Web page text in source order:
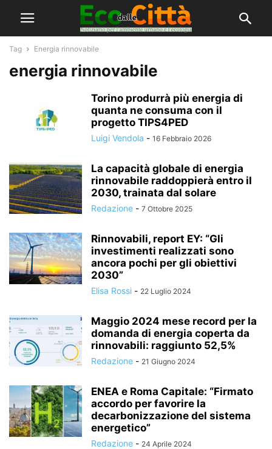
Tag Energia rinnovabile
energia rinnovabile
Torino produrrà più energia di
quanta ne consuma con il
progetto TIPS4PED
Luigi Vendola - 16 Febbraio 2026
La capacità globale di energia
rinnovabile raddoppierà entro il
2030, trainata dal solare
Redazione - 7 Ottobre 2025
Rinnovabili, report EY: “Gli
investimenti realizzati sono
ancora pochi per gli obiettivi
2030”
Elisa Rossi - 22 Luglio 2024
Maggio 2024 mese record per la
domanda di energia coperta da
rinnovabili: raggiunto 52,5%
Redazione - 21 Giugno 2024
ENEA e Roma Capitale: “Firmato
accordo per favorire la
decarbonizzazione del sistema
energetico”
Redazione - 24 Aprile 2024